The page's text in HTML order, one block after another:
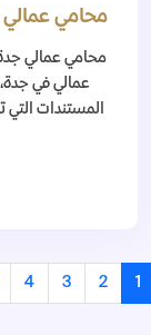
محامي عمالي
محامي عمالي
عمالي في
المستندات التي
1
2
3
4